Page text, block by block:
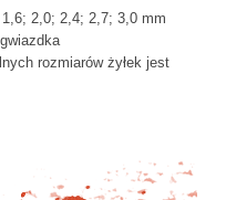
2,0; 2,4; 2,7; 3,0 mm
rozmiarów żyłek jest